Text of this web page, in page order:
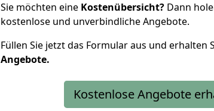
Sie möchten eine Kostenübersicht? Dann
kostenlose und unverbindliche Angebote.
Füllen Sie jetzt das Formular aus und erhalten
Angebote.
Kostenlose Angebote